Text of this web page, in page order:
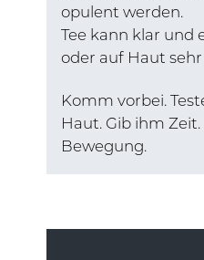
opulent werden.
Tee kann klar
oder auf Haut
Komm vorbei.
Haut. Gib ihm
Bewegung.